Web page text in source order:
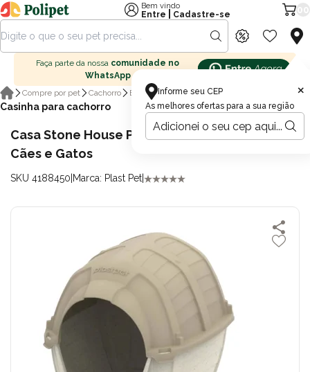
Informe seu CEP
As melhores ofertas para a sua região
×
Bem vindo
Entre
Cadastre-se
Faça parte da nossa comunidade no
WhatsApp
Compre por pet
Cachorro Boutique cachorro
Casinha para cachorro
Casa Stone House Plast Pet N°1 Fendi para
Cães e Gatos
SKU 4188450 Marca: Plast Pet